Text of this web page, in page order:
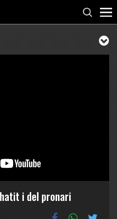
i del pronari